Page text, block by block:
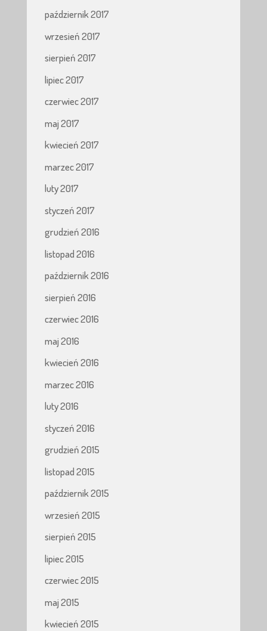
październik 2017
wrzesień 2017
sierpień 2017
lipiec 2017
czerwiec 2017
maj 2017
kwiecień 2017
marzec 2017
luty 2017
styczeń 2017
grudzień 2016
listopad 2016
październik 2016
sierpień 2016
czerwiec 2016
maj 2016
kwiecień 2016
marzec 2016
luty 2016
styczeń 2016
grudzień 2015
listopad 2015
październik 2015
wrzesień 2015
sierpień 2015
lipiec 2015
czerwiec 2015
maj 2015
kwiecień 2015